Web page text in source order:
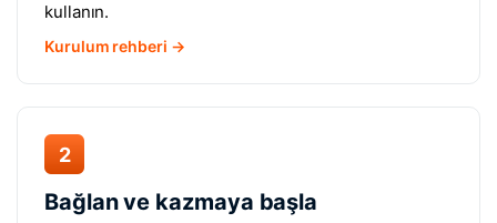
kullanın.
Kurulum rehberi →
2
Bağlan ve kazmaya başla